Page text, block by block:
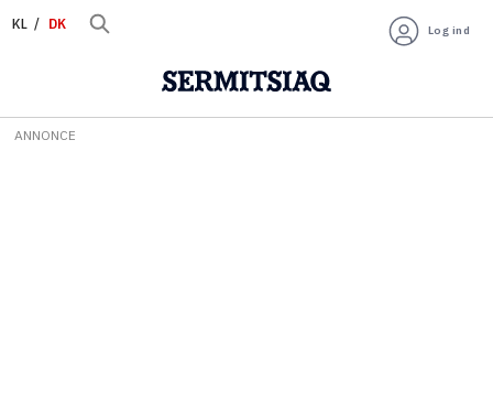
KL DK Log ind
ANNONCE